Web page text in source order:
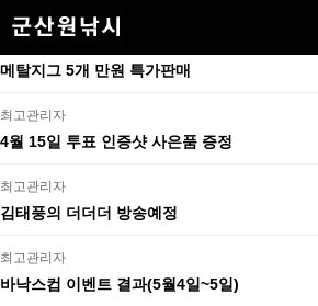
메탈지그 5개 만원 특가판매
최고관리자
4월 15일 투표 인증샷 사은품 증정
최고관리자
김태풍의 더더더 방송예정
최고관리자
바낙스컵 이벤트 결과(5월4일~5일)